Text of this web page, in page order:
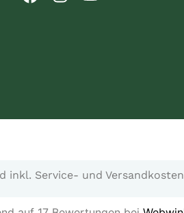
inkl. Service- und Versandkosten